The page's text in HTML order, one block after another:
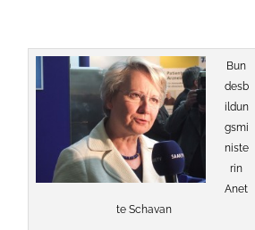
Bun
desb
ildun
gsmi
niste
rin
Anet
te Schavan